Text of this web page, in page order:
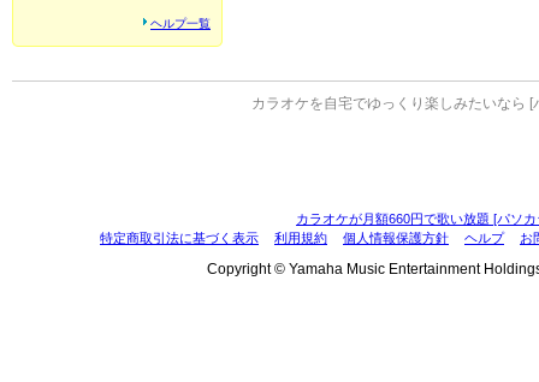
ヘルプ一覧
カラオケを自宅でゆっくり楽しみたいなら [
カラオケが月額660円で歌い放題 [パソ
特定商取引法に基づく表示
利用規約 個人情報保護方針 ヘルプ お
Copyright © Yamaha Music Entertainment